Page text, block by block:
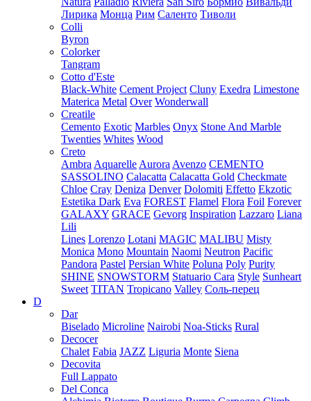
Лирика Монца Рим Саленто Тиволи
Colli
Byron
Colorker
Tangram
Cotto d'Este
Black-White Cement Project Cluny Exedra Limestone
Materica Metal Over Wonderwall
Creatile
Cemento Exotic Marbles Onyx Stone And Marble
Twenties Whites Wood
Creto
Ambra Aquarelle Aurora Avenzo CEMENTO
SASSOLINO Calacatta Calacatta Gold Checkmate
Chloe Cray Deniza Denver Dolomiti Effetto Ekzotic
Estetika Dark Eva FOREST Flamel Flora Foil Forever
GALAXY GRACE Gevorg Inspiration Lazzaro Liana
Lili
Lines Lorenzo Lotani MAGIC MALIBU Misty
Monica Mono Mountain Naomi Neutron Pacific
Pandora Pastel Persian White Poluna Poly Purity
SHINE SNOWSTORM Statuario Cara Style Sunheart
Sweet TITAN Tropicano Valley Соль-перец
D
Dar
Biselado Microline Nairobi Noa-Sticks Rural
Decocer
Chalet Fabia JAZZ Liguria Monte Siena
Decovita
Full Lappato
Del Conca